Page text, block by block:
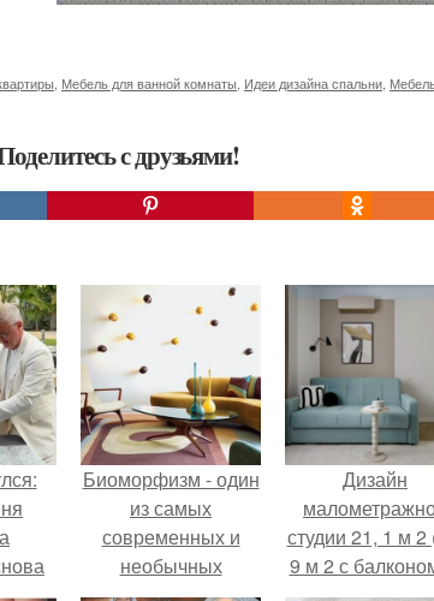
Мебель для ванной комнаты Идеи дизайна спальни
с друзьями!
за
Биоморфизм - один
из самых
современных и
необычных
интерьерных
Дизайн
студии 21, 1 м 2
9 м 2 с
Краснодаре.